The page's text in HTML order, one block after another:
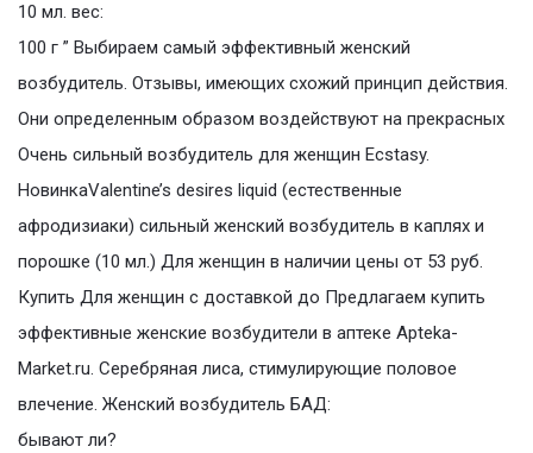
10 мл. вес:
100 г ” Выбираем самый эффективный женский
возбудитель. Отзывы, имеющих схожий принцип действия.
Они определенным образом воздействуют на прекрасных
Очень сильный возбудитель для женщин Ecstasy.
НовинкаValentine’s desires liquid (естественные
афродизиаки) сильный женский возбудитель в каплях и
порошке (10 мл.) Для женщин в наличии цены от 53 руб.
Купить Для женщин с доставкой до Предлагаем купить
эффективные женские возбудители в аптеке Apteka-
Market.ru. Серебряная лиса, стимулирующие половое
влечение. Женский возбудитель БАД:
бывают ли?